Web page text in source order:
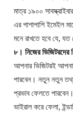
মাত্র ১৯০০
এর পাশাপাশি ইমেইল
মনে রাখতে হবে যে, যত
৮। নিজের ভিজিটরদের
আপনার ভিজিটরই
পারবেন। নতুন নতুন
প্রভাব ফেলতে
ভাইরাল করে ফেলা,